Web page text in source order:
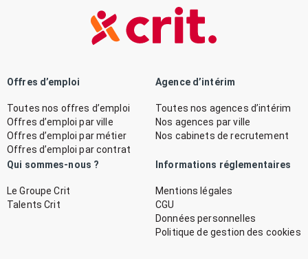
Offres d’emploi
Toutes nos offres d’emploi
Offres d’emploi par ville
Offres d’emploi par métier
Offres d’emploi par contrat
Agence d’intérim
Toutes nos agences d’intérim
Nos agences par ville
Nos cabinets de recrutement
Qui sommes-nous ?
Le Groupe Crit
Talents Crit
Informations réglementaires
Mentions légales
CGU
Données personnelles
Politique de gestion des cookies